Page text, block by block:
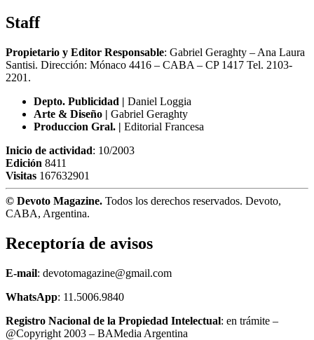
Staff
Propietario y Editor Responsable: Gabriel Geraghty – Ana Laura
Santisi. Dirección: Mónaco 4416 – CABA – CP 1417 Tel. 2103-
2201.
Depto. Publicidad | Daniel Loggia
Arte & Diseño | Gabriel Geraghty
Produccion Gral. | Editorial Francesa
Inicio de actividad: 10/2003
Edición 8411
Visitas 167632901
© Devoto Magazine. Todos los derechos reservados. Devoto,
CABA, Argentina.
Receptoría de avisos
E-mail: devotomagazine@gmail.com
WhatsApp: 11.5006.9840
Registro Nacional de la Propiedad Intelectual: en trámite –
@Copyright 2003 – BAMedia Argentina